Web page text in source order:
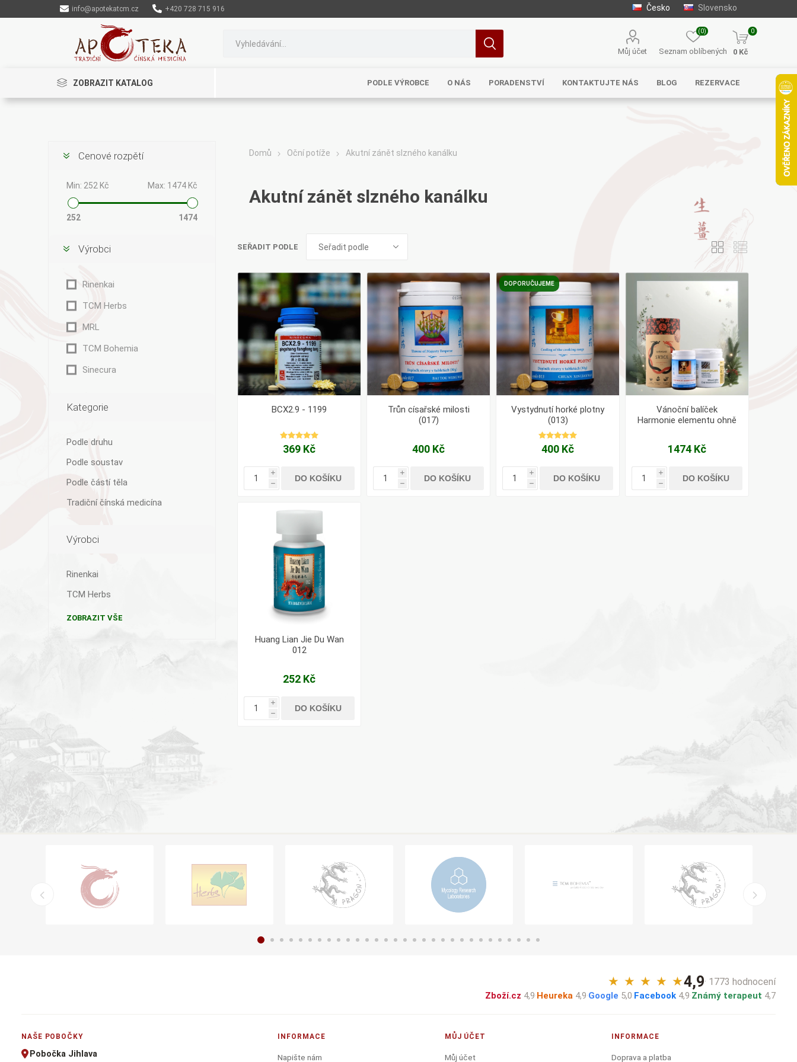
info@apotekatcm.cz +420 728 715 916 Česko Slovensko
Můj účet Seznam oblíbených
(0) 0
0 Kč
ZOBRAZIT KATALOG PODLE VÝROBCE
Cannaderm Henan Wanxi
Vitamins
Ecce Vita
Lavylites
Bylinné
kapky
Lakshmi-
Narayan
Korejský
ženšen
Health Link Mattisson JACK N JILL
O NÁS PORADENSTVÍ KONTAKTUJTE NÁS BLOG REZERVACE
Domů Oční potíže Akutní zánět slzného kanálku
Akutní zánět slzného kanálku
SEŘADIT PODLE
BCX2.9 - 1199
369 Kč
i
h
DO KOŠÍKU
Trůn císařské milosti
(017)
400 Kč
i
h
DO KOŠÍKU
DOPORUČUJEME
Vystydnutí horké plotny
(013)
400 Kč
i
h
DO KOŠÍKU
Vánoční balíček
Harmonie elementu ohně
1474 Kč
i
h
DO KOŠÍKU
Huang Lian Jie Du Wan
012
252 Kč
i
h
DO KOŠÍKU
Cenové rozpětí
Min: 252 Kč Max: 1474 Kč
252 1474
Výrobci
Rinenkai
TCM Herbs
MRL
TCM Bohemia
Sinecura
Kategorie
Podle druhu
Podle soustav
Podle částí těla
Tradiční čínská medicína
Výrobci
Rinenkai
TCM Herbs
ZOBRAZIT VŠE
★ ★ ★ ★ ★4,9· 1773 hodnocení
Zboží.cz 4,9·Heureka 4,9·Google 5,0·Facebook 4,9·Známý terapeut 4,7
NAŠE POBOČKY
Pobočka Jihlava
INFORMACE
Napište nám
MŮJ ÚČET
Můj účet
INFORMACE
Doprava a platba